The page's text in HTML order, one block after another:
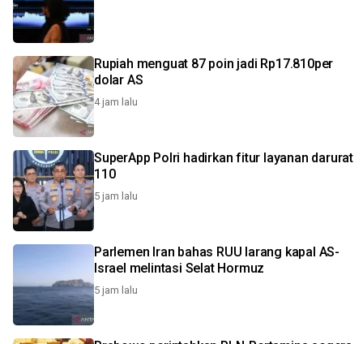
Rupiah menguat 87 poin jadi Rp17.810per
dolar AS
4 jam lalu
SuperApp Polri hadirkan fitur layanan darurat
110
5 jam lalu
Parlemen Iran bahas RUU larang kapal AS-
Israel melintasi Selat Hormuz
5 jam lalu